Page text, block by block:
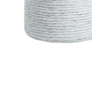
Vizsgálati
kategória
Designos